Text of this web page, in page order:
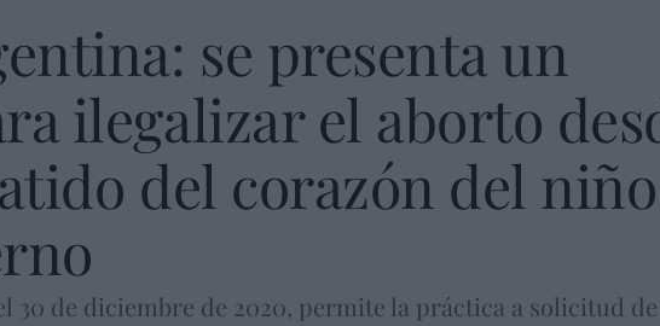
se presenta un
ilegalizar el aborto
del corazón del niño
30 de diciembre de 2020, permite la práctica a solicitud de